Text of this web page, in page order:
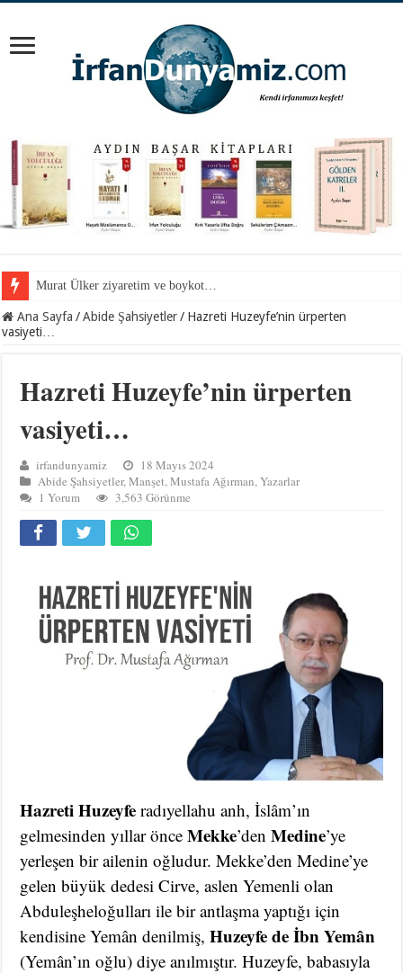
Mevlana Hazretlerini nerede arayalım?
Ana Sayfa / Abide Şahsiyetler / Hazreti Huzeyfe’nin ürperten
vasiyeti…
Hazreti Huzeyfe’nin ürperten
vasiyeti…
irfandunyamiz
18 Mayıs 2024
Abide Şahsiyetler,Manşet,Mustafa Ağırman,Yazarlar
1 Yorum
3,563 Görünme
Hazreti Huzeyfe radıyellahu anh, İslâm’ın
gelmesinden yıllar önce Mekke’denMedine’ye
yerleşen bir ailenin oğludur. Mekke’den Medine’ye
gelen büyük dedesi Cirve, aslen Yemenli olan
Abduleşheloğulları ile bir antlaşma yaptığı için
kendisine Yemân denilmiş,Huzeyfe de İbn Yemân
(Yemân’ın oğlu) diye anılmıştır. Huzeyfe, babasıyla